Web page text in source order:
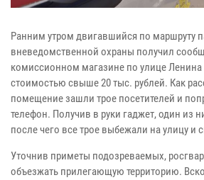
Ранним утром двигавшийся по маршруту
вневедомственной охраны получил
комиссионном магазине по улице
стоимостью свыше 20 тыс. рублей. Как
помещение зашли трое посетителей и
телефон. Получив в руки гаджет, один из
после чего все трое выбежали на улицу и
Уточнив приметы подозреваемых,
объезжать прилегающую территорию.